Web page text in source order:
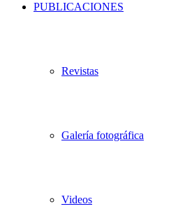
PUBLICACIONES
Revistas
Galería fotográfica
Videos